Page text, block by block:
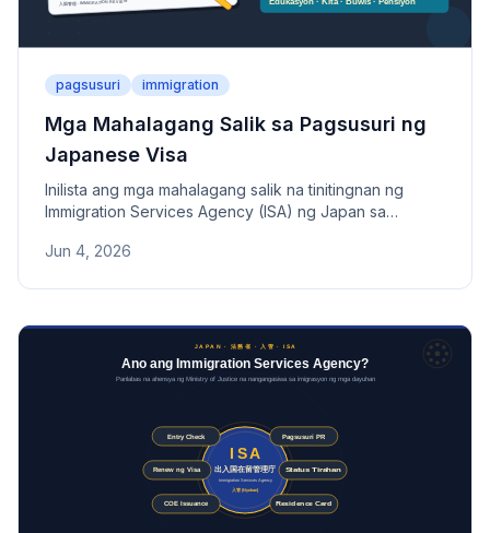
pagsusuri immigration
Mga Mahalagang Salik sa Pagsusuri ng
Japanese Visa
Inilista ang mga mahalagang salik na tinitingnan ng
Immigration Services Agency (ISA) ng Japan sa
item tulad ng edukasyon, karanasan, kita, buwis,
Residence.
Jun 4, 2026